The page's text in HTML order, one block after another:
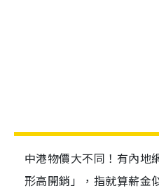
中港物價大不同！有內地
形高開銷」，指就算薪金